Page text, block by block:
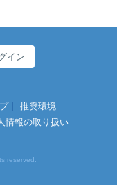
イン
推奨環境
情報の取り扱い
reserved.